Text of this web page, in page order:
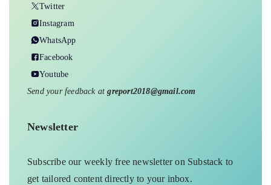
Twitter
Instagram
WhatsApp
Facebook
Youtube
Send your feedback atgreport2018@gmail.com
Newsletter
Subscribe our weekly free newsletter on Substack to
get tailored content directly to your inbox.